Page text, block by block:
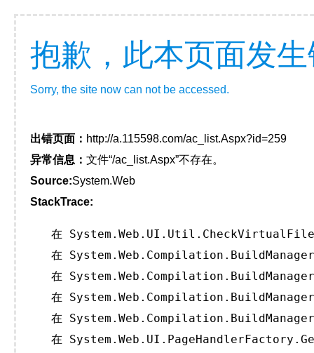
抱歉，此本页面发
Sorry, the site now can not be accessed.
出错页面： http://a.115598.com/ac_list.Aspx?id=259
异常信息： 文件“/ac_list.Aspx”不存在。
Source:System.Web
StackTrace:
在
在
在
在
在
在